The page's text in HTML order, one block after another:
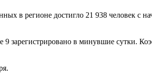
в регионе достигло 21 938 человек с
9 зарегистрировано в минувшие сутки.